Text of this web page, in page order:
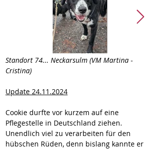
Standort 74... Neckarsulm (VM Martina -
Cristina)
Update 24.11.2024
Cookie durfte vor kurzem auf eine
Pflegestelle in Deutschland ziehen.
Unendlich viel zu verarbeiten für den
hübschen Rüden, denn bislang kannte er